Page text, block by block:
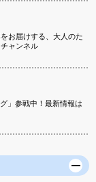
お届けする、大人のた
ャンネル
」参戦中！最新情報は